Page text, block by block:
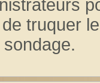
truquer